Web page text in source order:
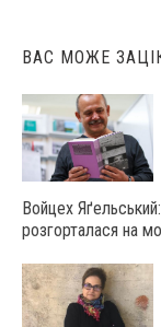
ВАС МОЖЕ
Войцех
розгорталася на